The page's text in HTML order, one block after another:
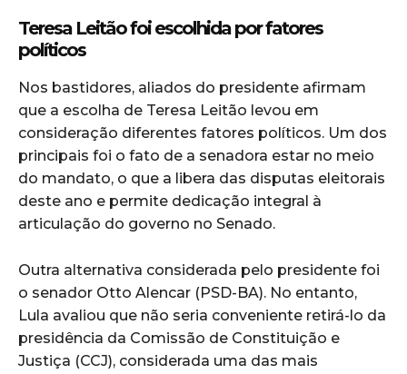
Teresa Leitão foi escolhida por fatores
políticos
Nos bastidores, aliados do presidente afirmam
que a escolha de Teresa Leitão levou em
consideração diferentes fatores políticos. Um dos
principais foi o fato de a senadora estar no meio
do mandato, o que a libera das disputas eleitorais
deste ano e permite dedicação integral à
articulação do governo no Senado.
Outra alternativa considerada pelo presidente foi
o senador Otto Alencar (PSD-BA). No entanto,
Lula avaliou que não seria conveniente retirá-lo da
presidência da Comissão de Constituição e
Justiça (CCJ), considerada uma das mais